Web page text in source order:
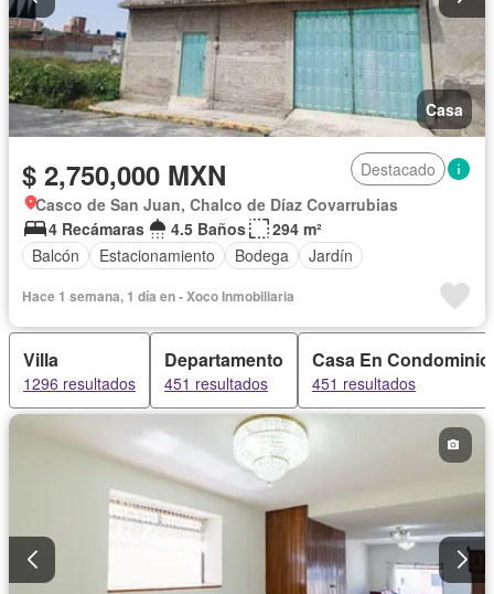
Casa
$ 2,750,000 MXN
Destacado
Casco de San Juan, Chalco de Díaz Covarrubias
4 Recámaras
4.5 Baños
294 m²
Balcón
Estacionamiento Bodega Jardín
Hace 1 semana, 1 día en - Xoco Inmobiliaria
Villa
1296 resultados
Departamento
451 resultados
Casa En Condominio
451 resultados